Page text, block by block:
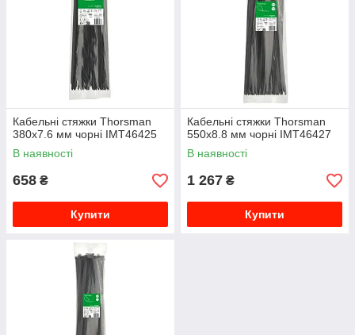
Кабельні стяжки Thorsman
380x7.6 мм чорні IMT46425
В наявності
658 ₴
Купити
Кабельні стяжки Thorsman
550x8.8 мм чорні IMT46427
В наявності
1 267 ₴
Купити